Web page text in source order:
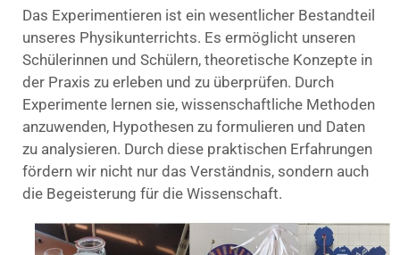
Das Experimentieren ist ein wesentlicher Bestandteil
unseres Physikunterrichts. Es ermöglicht unseren
Schülerinnen und Schülern, theoretische Konzepte in
der Praxis zu erleben und zu überprüfen. Durch
Experimente lernen sie, wissenschaftliche Methoden
anzuwenden, Hypothesen zu formulieren und Daten
zu analysieren. Durch diese praktischen Erfahrungen
fördern wir nicht nur das Verständnis, sondern auch
die Begeisterung für die Wissenschaft.